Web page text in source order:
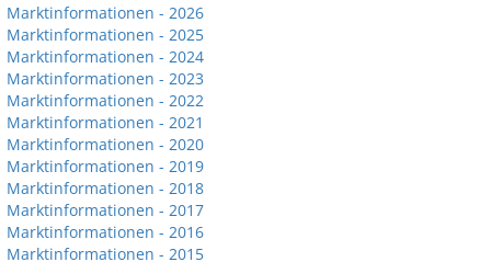
Marktinformationen - 2026
Marktinformationen - 2025
Marktinformationen - 2024
Marktinformationen - 2023
Marktinformationen - 2022
Marktinformationen - 2021
Marktinformationen - 2020
Marktinformationen - 2019
Marktinformationen - 2018
Marktinformationen - 2017
Marktinformationen - 2016
Marktinformationen - 2015